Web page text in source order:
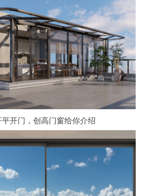
开门，创高门窗给你介绍